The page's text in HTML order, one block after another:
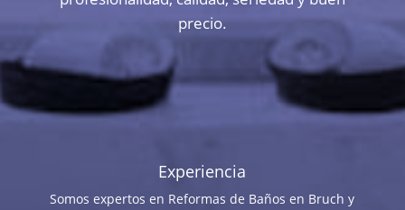
precio.
Experiencia
Somos expertos en Reformas de Baños en Bruch y